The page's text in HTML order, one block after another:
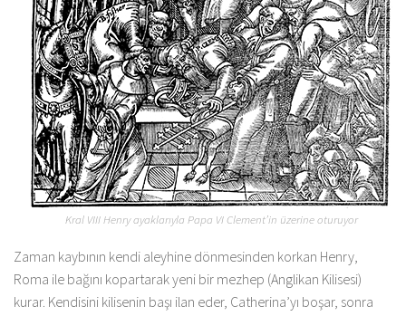
Kral VIII Henry ayaklarıyla Papa VI Clement’in üzerine oturuyor
Zaman kaybının kendi aleyhine dönmesinden korkan Henry,
Roma ile bağını kopartarak yeni bir mezhep (Anglikan Kilisesi)
kurar. Kendisini kilisenin başı ilan eder, Catherina’yı boşar, sonra